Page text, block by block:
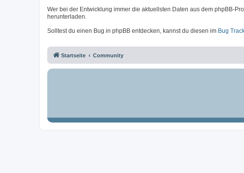
Wer bei der Entwicklung immer die aktuellsten Daten aus dem phpBB-
herunterladen.
Solltest du einen Bug in phpBB entdecken, kannst du diesen im Bug
Startseite Community